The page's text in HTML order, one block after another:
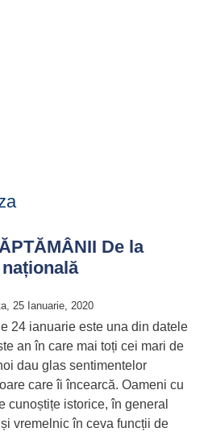
De la
25 Ianuarie, 2020
24 ianuarie este una din datele
an în care mai toți cei mari de
dau glas sentimentelor
care îi încearcă. Oameni cu
cunoștițe istorice, în general
vremelnic în ceva funcții de